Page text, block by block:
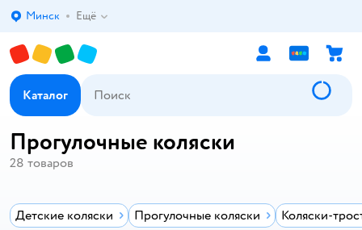
Выбор адреса доставки.
Минск Ещё
Каталог
Прогулочные коляски
28 товаров
Детские коляски Прогулочные коляски Коляски-